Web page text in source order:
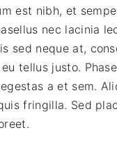
est nibh, et
nec lacinia
sed neque at,
tellus justo.
a et sem.
fringilla. Sed